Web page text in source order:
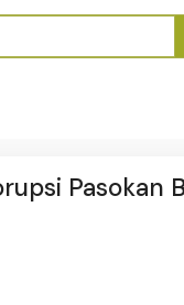
Pasokan